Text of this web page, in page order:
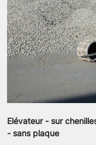
Elévateur - sur
- sans plaque